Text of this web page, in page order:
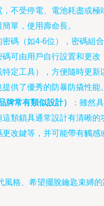
不受停電、電池耗盡或極
單，使用壽命長。
密碼（如4-6位），密碼組合
可由用戶自行設置和更改
定工具），方便隨時更新
供了優秀的防暴防撬性能
常有類似設計）
：雖然具
類鎖具通常設計有清晰的
改鍵等，并可能帶有觸感
風格、希望擺脫鑰匙束縛